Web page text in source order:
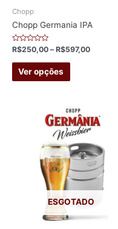
product
Chopp
Chopp Germania IPA
Avaliação
de
R$250,00 –R$597,00
Ver opções
This
product
multiple
variants.
The
options
may
chosen
on
ESGOTADO